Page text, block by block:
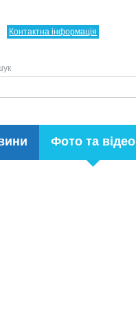
Фото та відео
Контактна інформація